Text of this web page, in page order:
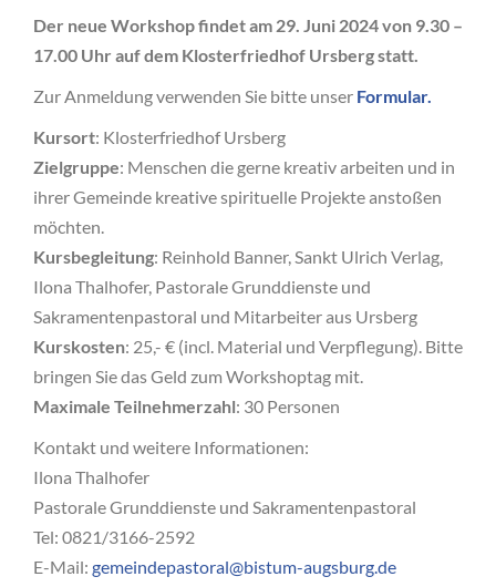
Der neue Workshop findet am 29. Juni 2024 von 9.30 –
17.00 Uhr auf dem Klosterfriedhof Ursberg statt.
Zur Anmeldung verwenden Sie bitte unser Formular.
Kursort: Klosterfriedhof Ursberg
Zielgruppe: Menschen die gerne kreativ arbeiten und in
ihrer Gemeinde kreative spirituelle Projekte anstoßen
möchten.
Kursbegleitung: Reinhold Banner, Sankt Ulrich Verlag,
Ilona Thalhofer, Pastorale Grunddienste und
Sakramentenpastoral und Mitarbeiter aus Ursberg
Kurskosten: 25,- € (incl. Material und Verpflegung). Bitte
bringen Sie das Geld zum Workshoptag mit.
Maximale Teilnehmerzahl: 30 Personen
Kontakt und weitere Informationen:
Ilona Thalhofer
Pastorale Grunddienste und Sakramentenpastoral
Tel: 0821/3166-2592
E-Mail: gemeindepastoral@bistum-augsburg.de